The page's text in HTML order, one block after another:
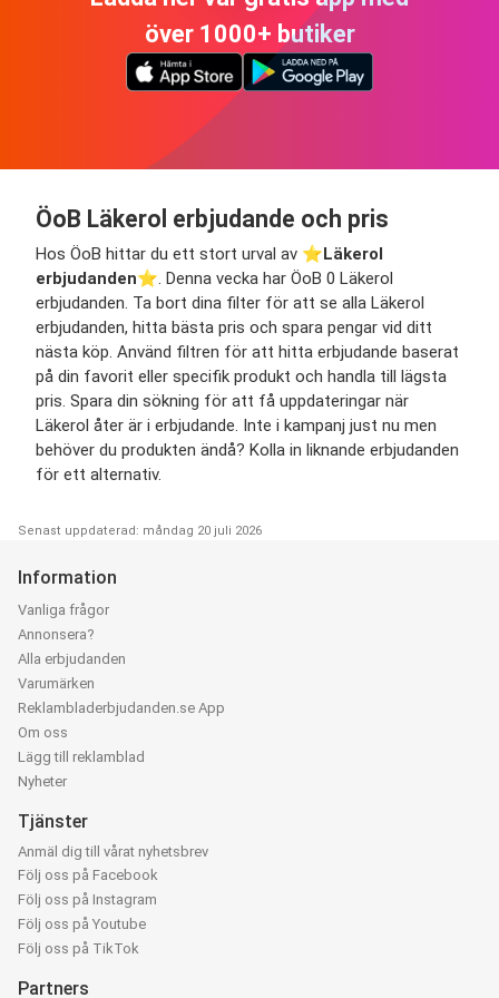
över 1000+ butiker
ÖoB Läkerol erbjudande och pris
Hos ÖoB hittar du ett stort urval av ⭐️Läkerol
erbjudanden⭐️. Denna vecka har ÖoB 0 Läkerol
erbjudanden. Ta bort dina filter för att se alla Läkerol
erbjudanden, hitta bästa pris och spara pengar vid ditt
nästa köp. Använd filtren för att hitta erbjudande baserat
på din favorit eller specifik produkt och handla till lägsta
pris. Spara din sökning för att få uppdateringar när
Läkerol åter är i erbjudande. Inte i kampanj just nu men
behöver du produkten ändå? Kolla in liknande erbjudanden
för ett alternativ.
Senast uppdaterad: måndag 20 juli 2026
Information
Vanliga frågor
Annonsera?
Alla erbjudanden
Varumärken
Reklambladerbjudanden.se App
Om oss
Lägg till reklamblad
Nyheter
Tjänster
Anmäl dig till vårat nyhetsbrev
Följ oss på Facebook
Följ oss på Instagram
Följ oss på Youtube
Följ oss på TikTok
Partners